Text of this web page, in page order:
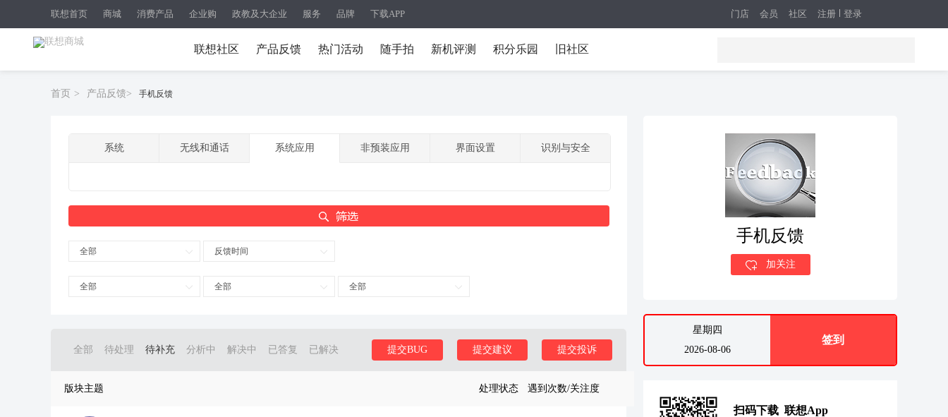
联想首页 商城 消费产品 企业购 政教及大企业 服务 品牌 下载APP 注册 登录
门店 会员 社区
联想社区 产品反馈 热门活动 随手拍 新机评测 积分乐园 旧社区
首页 > 产品反馈> 手机反馈
系统 无线和通话 系统应用 非预装应用 界面设置 识别与安全
全部 反馈时间
全部 全部 全部
全部 待处理 待补充 分析中 解决中 已答复 已解决 提交投诉
提交建议
提交BUG
版块主题 处理状态 遇到次数/关注度
手机反馈
加关注
星期四
2026-08-06
签到
扫码下载 联想App